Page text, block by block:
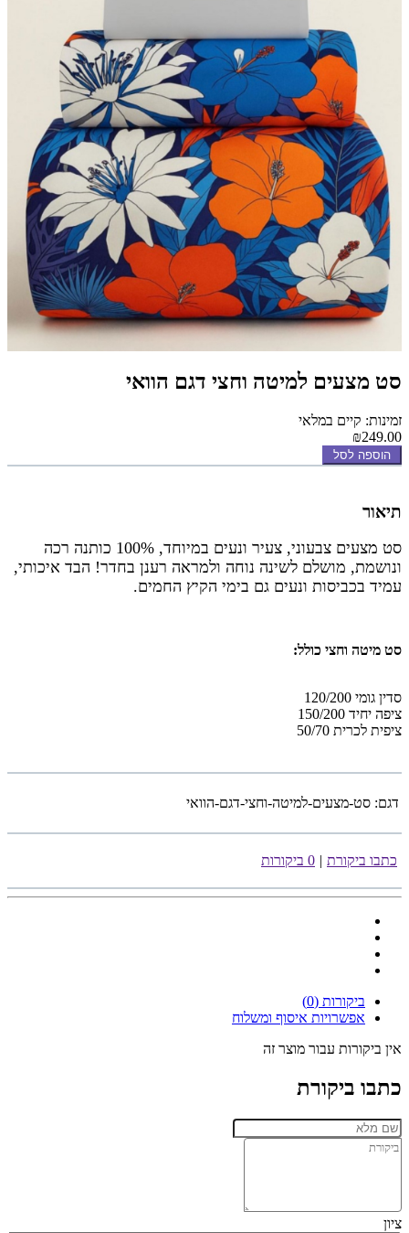
סט מצעים למיטה וחצי דגם הוואי
זמינות: קיים במלאי
₪249.00
הוספה לסל
תיאור
סט מצעים צבעוני, צעיר ונעים במיוחד, 100% כותנה רכה
ונושמת, מושלם לשינה נוחה ולמראה רענן בחדר! הבד איכותי,
עמיד בכביסות ונעים גם בימי הקיץ החמים.
סט מיטה וחצי כולל:
סדין גומי 120/200
ציפה יחיד 150/200
ציפית לכרית 50/70
דגם: סט-מצעים-למיטה-וחצי-דגם-הוואי
כתבו ביקורת | 0 ביקורות
ביקורות (0)
אפשרויות איסוף ומשלוח
אין ביקורות עבור מוצר זה
כתבו ביקורת
ציון